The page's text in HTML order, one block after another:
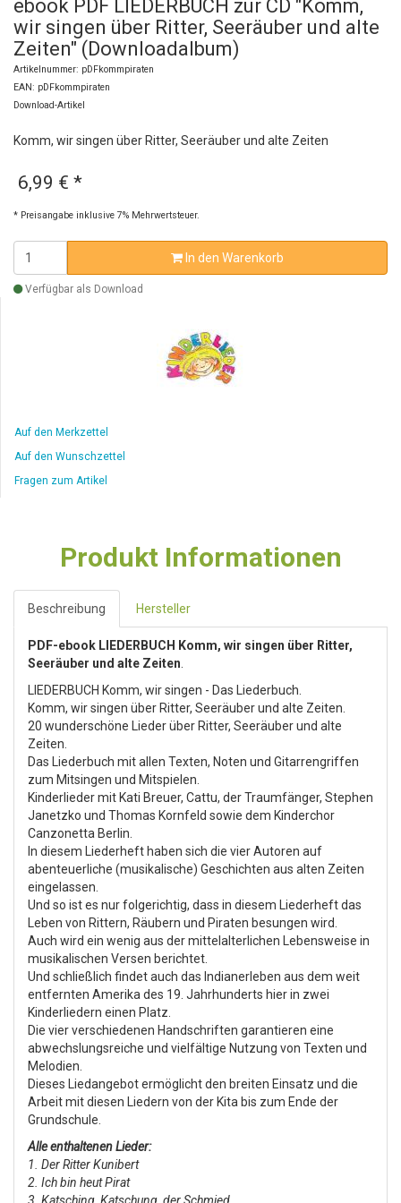
ebook PDF LIEDERBUCH zur CD "Komm,
wir singen über Ritter, Seeräuber und alte
Zeiten" (Downloadalbum)
Artikelnummer: pDFkommpiraten
EAN: pDFkommpiraten
Download-Artikel
Komm, wir singen über Ritter, Seeräuber und alte Zeiten
6,99 € *
* Preisangabe inklusive 7% Mehrwertsteuer.
In den Warenkorb
Verfügbar als Download
Auf den Merkzettel
Auf den Wunschzettel
Fragen zum Artikel
Produkt Informationen
Beschreibung Hersteller
PDF-ebook LIEDERBUCH Komm, wir singen über Ritter,
Seeräuber und alte Zeiten
LIEDERBUCH Komm, wir singen - Das Liederbuch.
Komm, wir singen über Ritter, Seeräuber und alte Zeiten.
20 wunderschöne Lieder über Ritter, Seeräuber und alte
Zeiten.
Das Liederbuch mit allen Texten, Noten und Gitarrengriffen
zum Mitsingen und Mitspielen.
Kinderlieder mit Kati Breuer, Cattu, der Traumfänger, Stephen
Janetzko und Thomas Kornfeld sowie dem Kinderchor
Canzonetta Berlin.
In diesem Liederheft haben sich die vier Autoren auf
abenteuerliche (musikalische) Geschichten aus alten Zeiten
eingelassen.
Und so ist es nur folgerichtig, dass in diesem Liederheft das
Leben von Rittern, Räubern und Piraten besungen wird.
Auch wird ein wenig aus der mittelalterlichen Lebensweise in
musikalischen Versen berichtet.
Und schließlich findet auch das Indianerleben aus dem weit
entfernten Amerika des 19. Jahrhunderts hier in zwei
Kinderliedern einen Platz.
Die vier verschiedenen Handschriften garantieren eine
abwechslungsreiche und vielfältige Nutzung von Texten und
Melodien.
Dieses Liedangebot ermöglicht den breiten Einsatz und die
Arbeit mit diesen Liedern von der Kita bis zum Ende der
Grundschule.
Alle enthaltenen Lieder:
1. Der Ritter Kunibert
2. Ich bin heut Pirat
3. Katsching, Katschung, der Schmied